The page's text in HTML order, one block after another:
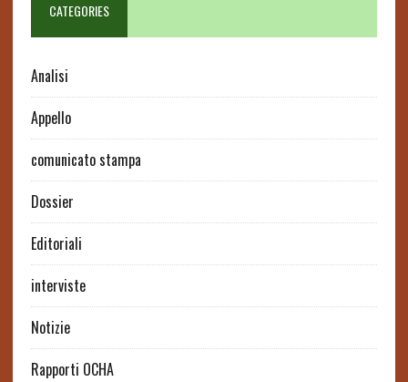
CATEGORIES
Analisi
Appello
comunicato stampa
Dossier
Editoriali
interviste
Notizie
Rapporti OCHA